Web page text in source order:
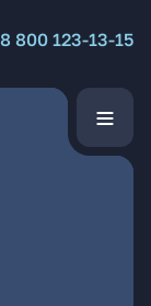
8 800 123-13-15